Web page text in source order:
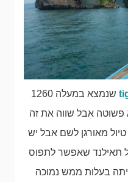
שנמצא במעלה 1260
פשוטה אבל שווה את זה
מאורגן לשם אבל יש
תאילנד שאפשר לתפוס
בעלות ממש נמוכה